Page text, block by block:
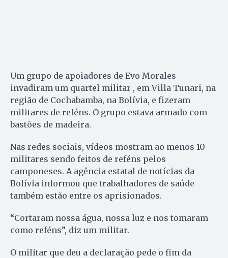
Um grupo de apoiadores de Evo Morales
invadiram um quartel militar , em Villa Tunari, na
região de Cochabamba, na Bolívia, e fizeram
militares de reféns. O grupo estava armado com
bastões de madeira.
Nas redes sociais, vídeos mostram ao menos 10
militares sendo feitos de reféns pelos
camponeses. A agência estatal de notícias da
Bolívia informou que trabalhadores de saúde
também estão entre os aprisionados.
“Cortaram nossa água, nossa luz e nos tomaram
como reféns”, diz um militar.
O militar que deu a declaração pede o fim da